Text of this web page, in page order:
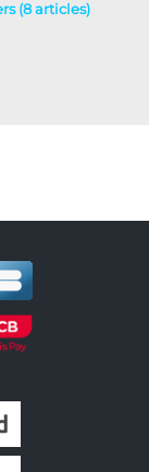
(8 articles)